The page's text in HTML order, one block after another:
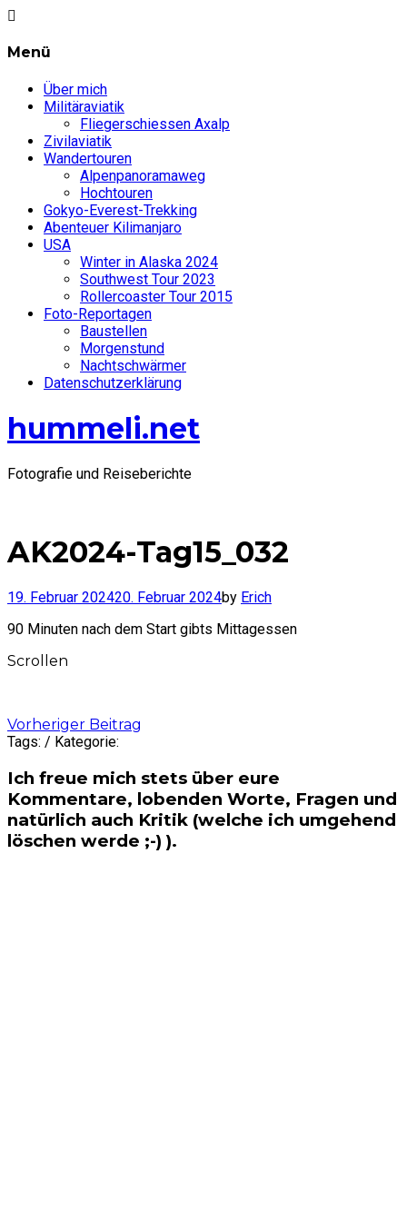
Menü
Über mich
Militäraviatik
Fliegerschiessen Axalp
Zivilaviatik
Wandertouren
Alpenpanoramaweg
Hochtouren
Gokyo-Everest-Trekking
Abenteuer Kilimanjaro
USA
Winter in Alaska 2024
Southwest Tour 2023
Rollercoaster Tour 2015
Foto-Reportagen
Baustellen
Morgenstund
Nachtschwärmer
Datenschutzerklärung
hummeli.net
Fotografie und Reiseberichte
AK2024-Tag15_032
19. Februar 202420. Februar 2024by Erich
90 Minuten nach dem Start gibts Mittagessen
Scrollen
Post
navigation
Vorheriger Beitrag
Tags: / Kategorie:
Ich freue mich stets über eure
Kommentare, lobenden Worte, Fragen und
natürlich auch Kritik (welche ich umgehend
löschen werde ;-) ).